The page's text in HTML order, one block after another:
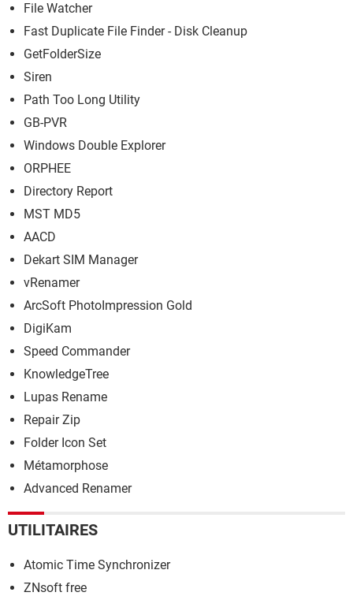
File Watcher
Fast Duplicate File Finder - Disk Cleanup
GetFolderSize
Siren
Path Too Long Utility
GB-PVR
Windows Double Explorer
ORPHEE
Directory Report
MST MD5
AACD
Dekart SIM Manager
vRenamer
ArcSoft PhotoImpression Gold
DigiKam
Speed Commander
KnowledgeTree
Lupas Rename
Repair Zip
Folder Icon Set
Métamorphose
Advanced Renamer
UTILITAIRES
Atomic Time Synchronizer
ZNsoft free